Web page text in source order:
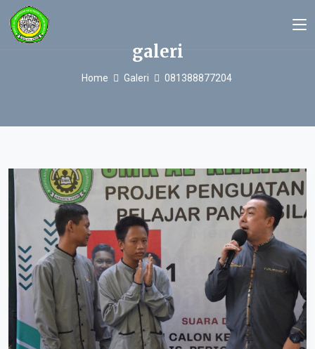
galeri
Home Galeri 081388877204